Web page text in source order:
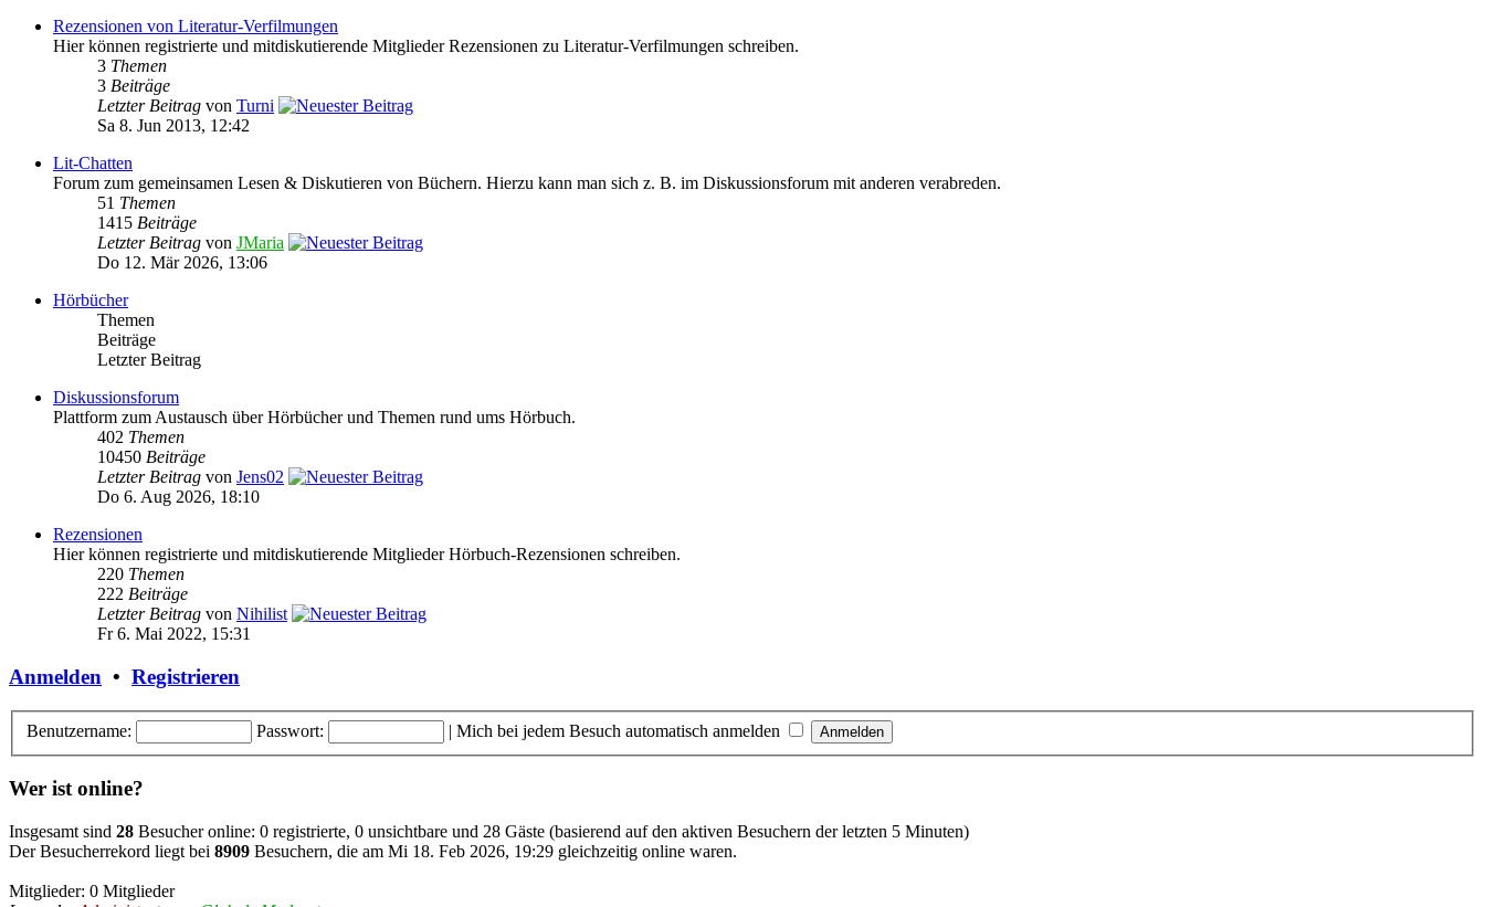
Rezensionen von Literatur-Verfilmungen
Hier können registrierte und mitdiskutierende Mitglieder Rezensionen zu Literatur-Verfilmungen schreiben.
3 Themen
3 Beiträge
Letzter Beitrag von Turni
Sa 8. Jun 2013, 12:42
Lit-Chatten
Forum zum gemeinsamen Lesen & Diskutieren von Büchern. Hierzu kann man sich z. B. im Diskussionsforum mit anderen verabreden.
51 Themen
1415 Beiträge
Letzter Beitrag von JMaria
Do 12. Mär 2026, 13:06
Hörbücher
Themen
Beiträge
Letzter Beitrag
Diskussionsforum
Plattform zum Austausch über Hörbücher und Themen rund ums Hörbuch.
402 Themen
10450 Beiträge
Letzter Beitrag von Jens02
Do 6. Aug 2026, 18:10
Rezensionen
Hier können registrierte und mitdiskutierende Mitglieder Hörbuch-Rezensionen schreiben.
220 Themen
222 Beiträge
Letzter Beitrag von Nihilist
Fr 6. Mai 2022, 15:31
Anmelden • Registrieren
Benutzername: Passwort: | Mich bei jedem Besuch automatisch anmelden
Wer ist online?
Insgesamt sind 28 Besucher online: 0 registrierte, 0 unsichtbare und 28 Gäste (basierend auf den aktiven Besuchern der letzten 5 Minuten)
Der Besucherrekord liegt bei 8909 Besuchern, die am Mi 18. Feb 2026, 19:29 gleichzeitig online waren.
Mitglieder: 0 Mitglieder